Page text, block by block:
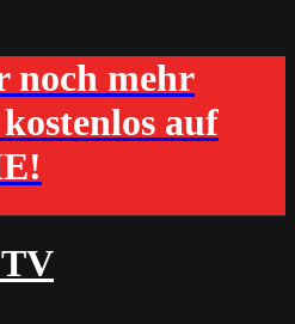
noch mehr
auf